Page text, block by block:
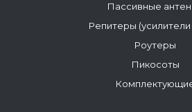
Пассивные
Репитеры (усилители
Роутеры
Пикосоты